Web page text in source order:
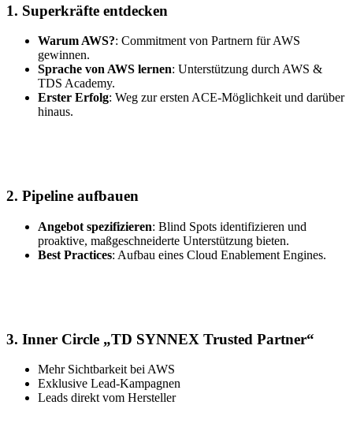
1. Superkräfte entdecken
Warum AWS?: Commitment von Partnern für AWS
gewinnen.
Sprache von AWS lernen: Unterstützung durch AWS &
TDS Academy.
Erster Erfolg: Weg zur ersten ACE-Möglichkeit und darüber
hinaus.
2. Pipeline aufbauen
Angebot spezifizieren: Blind Spots identifizieren und
proaktive, maßgeschneiderte Unterstützung bieten.
Best Practices: Aufbau eines Cloud Enablement Engines.
3. Inner Circle „TD SYNNEX Trusted Partner“
Mehr Sichtbarkeit bei AWS
Exklusive Lead‑Kampagnen
Leads direkt vom Hersteller